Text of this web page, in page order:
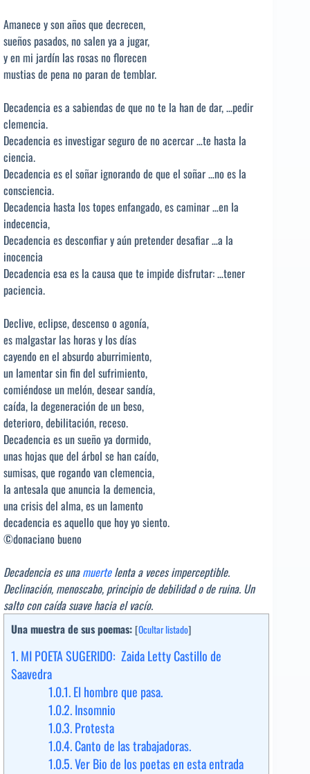
Amanece y son años que decrecen,
sueños pasados, no salen ya a jugar,
y en mi jardín las rosas no florecen
mustias de pena no paran de temblar.
Decadencia es a sabiendas de que no te la han de dar, …pedir
clemencia.
Decadencia es investigar seguro de no acercar …te hasta la
ciencia.
Decadencia es el soñar ignorando de que el soñar …no es la
consciencia.
Decadencia hasta los topes enfangado, es caminar …en la
indecencia,
Decadencia es desconfiar y aún pretender desafiar …a la
inocencia
Decadencia esa es la causa que te impide disfrutar: …tener
paciencia.
Declive, eclipse, descenso o agonía,
es malgastar las horas y los días
cayendo en el absurdo aburrimiento,
un lamentar sin fin del sufrimiento,
comiéndose un melón, desear sandía,
caída, la degeneración de un beso,
deterioro, debilitación, receso.
Decadencia es un sueño ya dormido,
unas hojas que del árbol se han caído,
sumisas, que rogando van clemencia,
la antesala que anuncia la demencia,
una crisis del alma, es un lamento
decadencia es aquello que hoy yo siento.
©donaciano bueno
Decadencia es unamuertelenta a veces imperceptible.
Declinación, menoscabo, principio de debilidad o de ruina. Un
salto con caída suave hacia el vacío.
Una muestra de sus poemas: [Ocultar listado]
1.MI POETA SUGERIDO: Zaida Letty Castillo de
Saavedra
1.0.1.El hombre que pasa.
1.0.2.Insomnio
1.0.3.Protesta
1.0.4.Canto de las trabajadoras.
1.0.5.Ver Bio de los poetas en esta entrada